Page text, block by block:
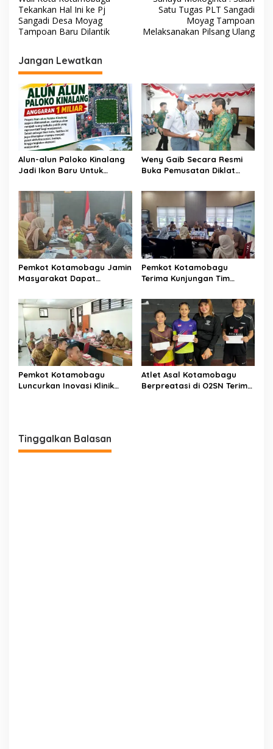
a
v
i
g
a
s
p
o
s
Tekankan Hal Ini ke Pj
Sangadi Desa Moyag
Tampoan Baru Dilantik
Satu Tugas PLT Sangadi
Moyag Tampoan
Melaksanakan Pilsang Ulang
Jangan Lewatkan
Alun-alun Paloko Kinalang
Jadi Ikon Baru Untuk
Kotamobagu
Weny Gaib Secara Resmi
Buka Pemusatan Diklat
Kotamobagu
Pemkot Kotamobagu Jamin
Masyarakat Dapat
Pemkot Kotamobagu
Terima Kunjungan Tim
Pemkot Kotamobagu
Luncurkan Inovasi Klinik
Atlet Asal Kotamobagu
Berpreatasi di O2SN Terima
Tinggalkan Balasan